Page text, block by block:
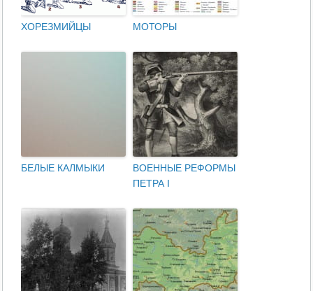
ХОРЕЗМИЙЦЫ МОТОРЫ
БЕЛЫЕ КАЛМЫКИ
ВОЕННЫЕ РЕФОРМЫ
ПЕТРА I